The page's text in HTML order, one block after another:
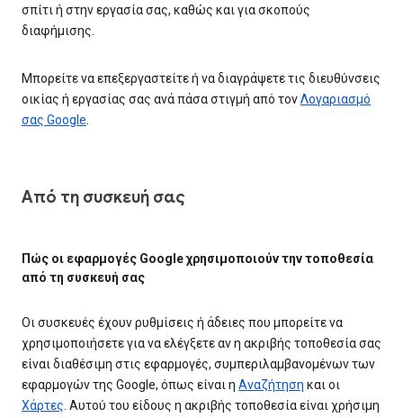
σπίτι ή στην εργασία σας, καθώς και για σκοπούς
διαφήμισης.
Μπορείτε να επεξεργαστείτε ή να διαγράψετε τις διευθύνσεις
οικίας ή εργασίας σας ανά πάσα στιγμή από τονΛογαριασμό
σας Google
Από τη συσκευή σας
Πώς οι εφαρμογές Google χρησιμοποιούν την τοποθεσία
από τη συσκευή σας
Οι συσκευές έχουν ρυθμίσεις ή άδειες που μπορείτε να
χρησιμοποιήσετε για να ελέγξετε αν η ακριβής τοποθεσία σας
είναι διαθέσιμη στις εφαρμογές, συμπεριλαμβανομένων των
εφαρμογών της Google, όπως είναι η Αναζήτηση και οι
Χάρτες. Αυτού του είδους η ακριβής τοποθεσία είναι χρήσιμη